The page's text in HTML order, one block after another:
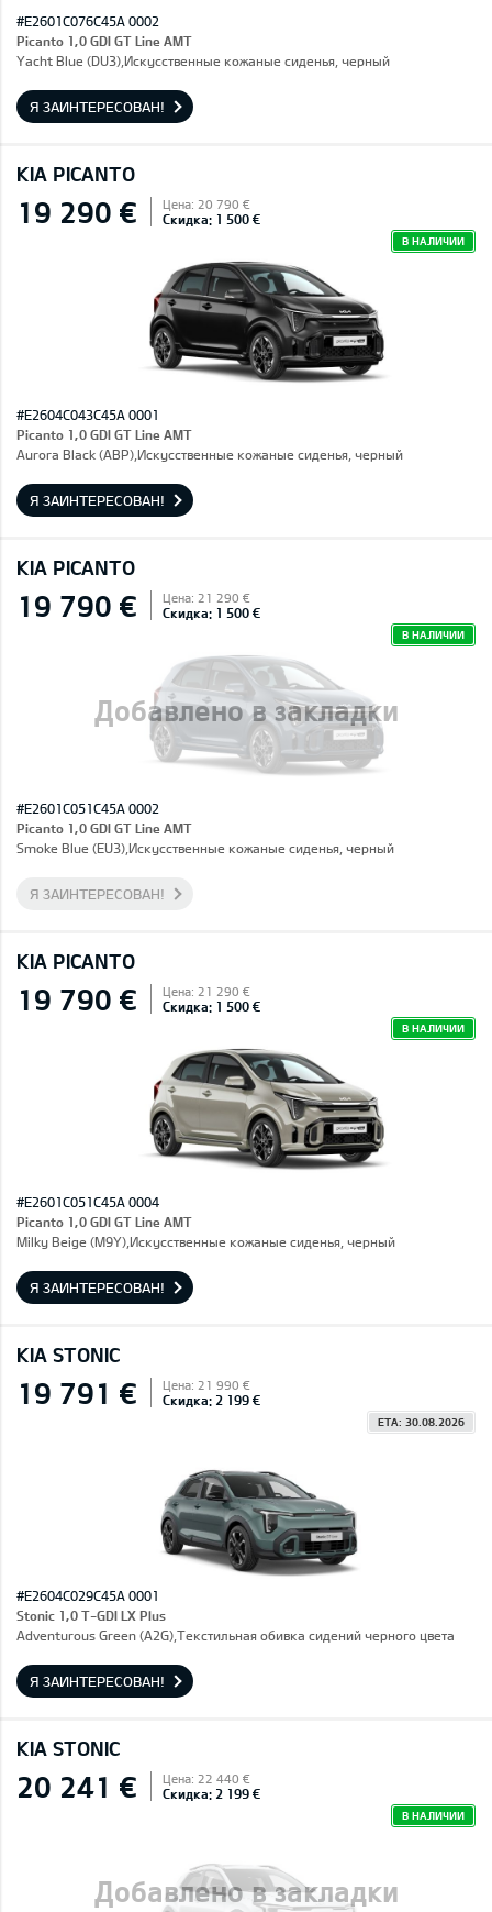
#E2601C076C45A 0002
Picanto 1,0 GDI GT Line AMT
Yacht Blue (DU3),Искусственные кожаные сиденья, черный
Я ЗАИНТЕРЕСОВАН!
KIA PICANTO
19 290 € Цена: 20 790 €
Скидка: 1 500 €
В НАЛИЧИИ
#E2604C043C45A 0001
Picanto 1,0 GDI GT Line AMT
Aurora Black (ABP),Искусственные кожаные сиденья, черный
Я ЗАИНТЕРЕСОВАН!
KIA PICANTO
Добавлено в закладки
19 790 € Цена: 21 290 €
Скидка: 1 500 €
В НАЛИЧИИ
#E2601C051C45A 0002
Picanto 1,0 GDI GT Line AMT
Smoke Blue (EU3),Искусственные кожаные сиденья, черный
Я ЗАИНТЕРЕСОВАН!
KIA PICANTO
19 790 € Цена: 21 290 €
Скидка: 1 500 €
В НАЛИЧИИ
#E2601C051C45A 0004
Picanto 1,0 GDI GT Line AMT
Milky Beige (M9Y),Искусственные кожаные сиденья, черный
Я ЗАИНТЕРЕСОВАН!
KIA STONIC
19 791 € Цена: 21 990 €
Скидка: 2 199 €
ETA: 30.08.2026
#E2604C029C45A 0001
Stonic 1,0 T-GDI LX Plus
Adventurous Green (A2G),Текстильная обивка сидений черного цвета
Я ЗАИНТЕРЕСОВАН!
KIA STONIC
Добавлено в закладки
20 241 € Цена: 22 440 €
Скидка: 2 199 €
В НАЛИЧИИ